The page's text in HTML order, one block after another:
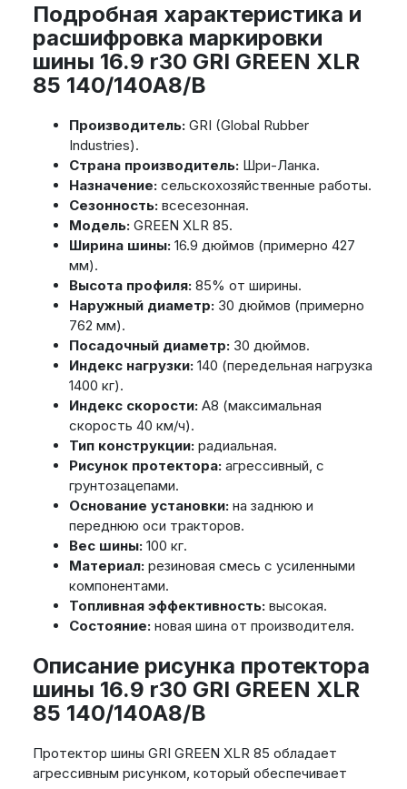
Подробная характеристика и
расшифровка маркировки
шины 16.9 r30 GRI GREEN XLR
85 140/140A8/B
Производитель:GRI (Global Rubber
Industries).
Страна производитель:Шри-Ланка.
Назначение:сельскохозяйственные работы.
Сезонность:всесезонная.
Модель:GREEN XLR 85.
Ширина шины:16.9 дюймов (примерно 427
мм).
Высота профиля:85% от ширины.
Наружный диаметр:30 дюймов (примерно
762 мм).
Посадочный диаметр:30 дюймов.
Индекс нагрузки:140 (передельная нагрузка
1400 кг).
Индекс скорости:A8 (максимальная
скорость 40 км/ч).
Тип конструкции:радиальная.
Рисунок протектора:агрессивный, с
грунтозацепами.
Основание установки:на заднюю и
переднюю оси тракторов.
Вес шины:100 кг.
Материал:резиновая смесь с усиленными
компонентами.
Топливная эффективность:высокая.
Состояние:новая шина от производителя.
Описание рисунка протектора
шины 16.9 r30 GRI GREEN XLR
85 140/140A8/B
Протектор шины GRI GREEN XLR 85 обладает
агрессивным рисунком, который обеспечивает